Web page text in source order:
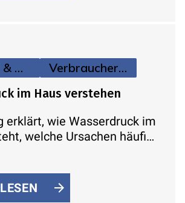
Komfort & Hygiene Verbraucherinfos
im Haus verstehen
erklärt, wie Wasserdruck im
welche Ursachen häufig
systematisch
lässt.